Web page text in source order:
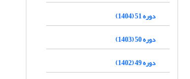
دوره 51 (1404)
دوره 50 (1403)
دوره 49 (1402)